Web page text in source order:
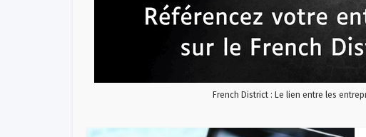
French District : Le lien entre les